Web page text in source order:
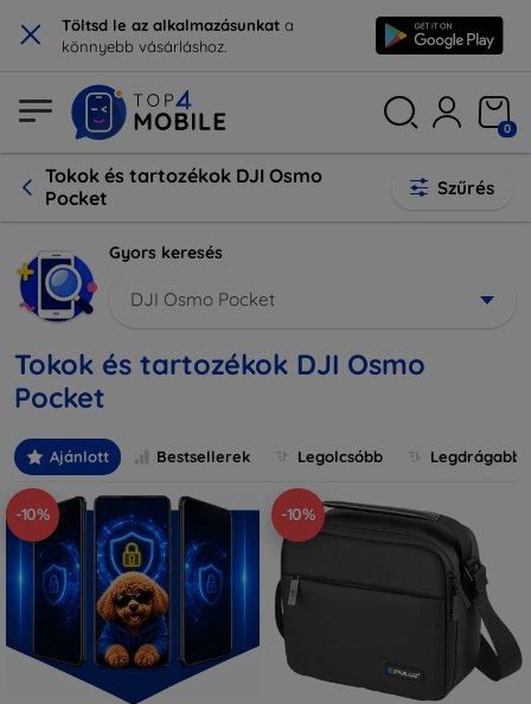
× Töltsd le az alkalmazásunkat a
könnyebb vásárláshoz.
0
Tokok és tartozékok DJI Osmo
Pocket
Szűrés
Gyors keresés
DJI Osmo Pocket
Tokok és tartozékok DJI Osmo
Pocket
Ajánlott Bestsellerek Legolcsóbb Legdrágabb
-10% -10%